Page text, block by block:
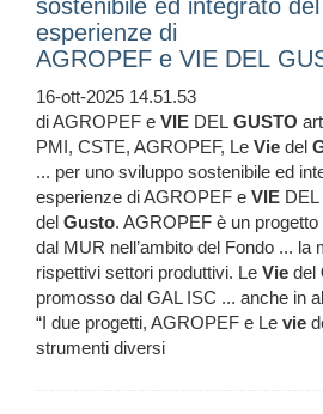
sostenibile ed integrato
esperienze di
AGROPEF e VIE DEL
16-ott-2025 14.51.53
di AGROPEF e VIE DEL GUSTO
PMI, CSTE, AGROPEF, Le Vie del
... per uno sviluppo sostenibile ed
esperienze di AGROPEF e VIE DEL
del Gusto. AGROPEF è un
dal MUR nell’ambito del Fondo ... la
rispettivi settori produttivi. Le Vie del
promosso dal GAL ISC ... anche in
“I due progetti, AGROPEF e Le vie
strumenti diversi